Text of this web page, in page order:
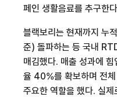
페인 생활음료를 추구한다
블랙보리는 현재까지 누
준) 돌파하는 등 국내
매김했다. 매출 성과에
율 40%를 확보하며 전
주요한 역할을 했다. 실제